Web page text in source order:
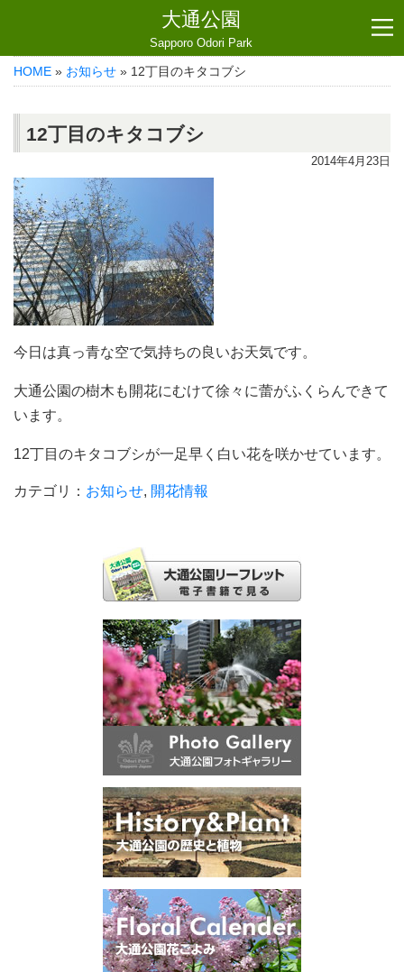
大通公園
Sapporo Odori Park
HOME » お知らせ » 12丁目のキタコブシ
12丁目のキタコブシ
2014年4月23日
今日は真っ青な空で気持ちの良いお天気です。
大通公園の樹木も開花にむけて徐々に蕾がふくらんできて
います。
12丁目のキタコブシが一足早く白い花を咲かせています。
カテゴリ： お知らせ, 開花情報